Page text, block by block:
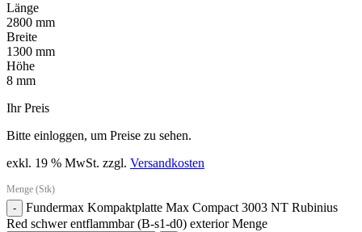
Länge
2800 mm
Breite
1300 mm
Höhe
8 mm
Ihr Preis
Bitte einloggen, um Preise zu sehen.
exkl. 19 % MwSt. zzgl. Versandkosten
Menge (Stk)
-
Fundermax Kompaktplatte Max Compact 3003 NT Rubinius
Red schwer entflammbar (B-s1-d0) exterior Menge